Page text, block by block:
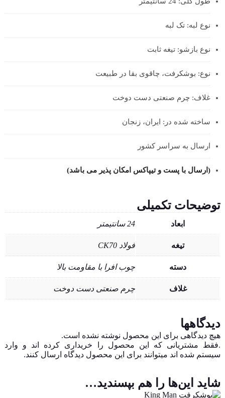
نوع لبه: تک لبه
نوع بازشو: تیغه ثابت
نوع: بوشکرفت، چاقوی بقا در طبیعت
غلاف: چرم صنعتی دست دوخت
ساخته شده در: ایران، زنجان
ارسال به سراسر کشور
(ارسال با پست و تیپاکس امکان پذیر می باشد)
توضیحات تکمیلی
ابعاد 24 سانتیمتر
تیغه فولاد CK70
دسته چوب افرا با مقاومت بالا
غلاف چرم صنعتی دست دوخت
دیدگاهها
هیچ دیدگاهی برای این محصول نوشته نشده است.
.فقط مشتریانی که این محصول را خریداری کرده اند و وارد
سیستم شده اند میتوانند برای این محصول دیدگاه ارسال کنند.
شاید این‌ها را هم بپسندید…